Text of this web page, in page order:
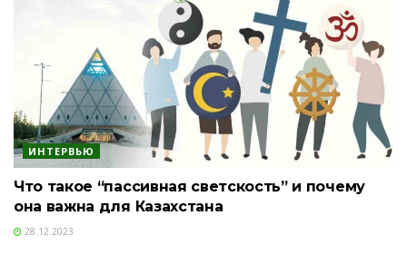
ИНТЕРВЬЮ
Что такое “пассивная светскость” и почему
она важна для Казахстана
28.12.2023